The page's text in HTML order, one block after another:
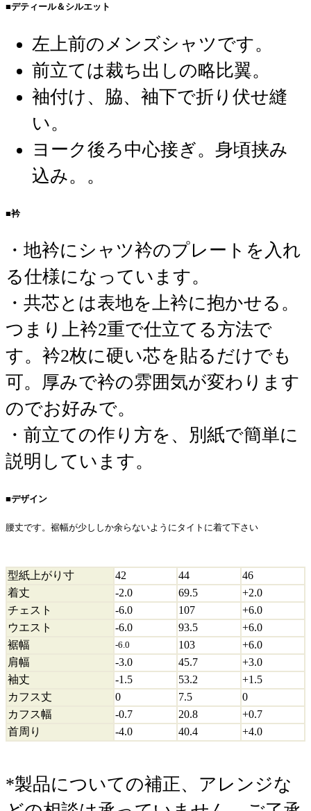
■デティール＆シルエット
左上前のメンズシャツです。
前立ては裁ち出しの略比翼。
袖付け、脇、袖下で折り伏せ縫
い。
ヨーク後ろ中心接ぎ。身頃挟み
込み。。
■衿
・地衿にシャツ衿のプレートを入れ
る仕様になっています。
・共芯とは表地を上衿に抱かせる。
つまり上衿2重で仕立てる方法で
す。衿2枚に硬い芯を貼るだけでも
可。厚みで衿の雰囲気が変わります
のでお好みで。
・前立ての作り方を、別紙で簡単に
説明しています。
■デザイン
腰丈です。裾幅が少ししか余らないようにタイトに着て下さい
型紙上がり寸 42 44
46
着丈
-2.0 69.5
+2.0
チェスト
-6.0 107
+6.0
ウエスト
-6.0 93.5
+6.0
裾幅
-6.0 103
+6.0
肩幅
-3.0 45.7
+3.0
袖丈
-1.5 53.2
+1.5
カフス丈
0 7.5
0
カフス幅
-0.7 20.8
+0.7
首周り
-4.0 40.4 +4.0
*製品についての補正、アレンジな